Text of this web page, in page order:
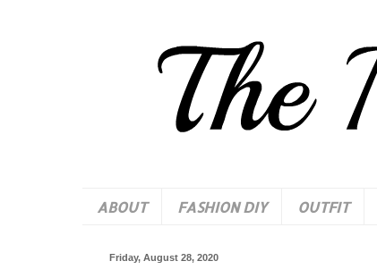
ABOUT FASHION DIY OUTFIT
Friday, August 28, 2020